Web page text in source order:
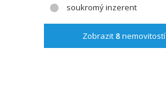
soukromý inzerent
Zobrazit 8nemovitostí